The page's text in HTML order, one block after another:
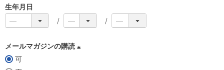
生年月日
メールマガジンの購読
可